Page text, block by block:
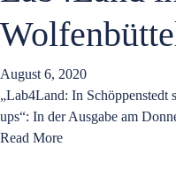
August 6, 2020
„Lab4Land: In Schöppenstedt
ups“: In der Ausgabe am
Read More